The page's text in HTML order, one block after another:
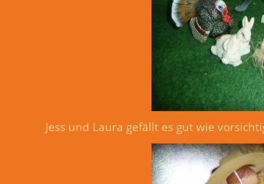
Jess und Laura gefällt es gut wie